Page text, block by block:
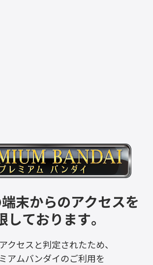
末からのアクセスを
しております。
クセスと判定されたため、
アムバンダイのご利用を